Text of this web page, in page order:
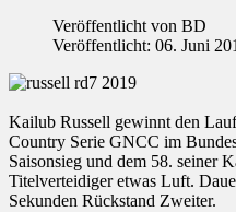
Veröffentlicht von BD
Veröffentlicht: 06. Juni
Kailub Russell gewinnt den
Country Serie GNCC im
Saisonsieg und dem 58. seiner
Titelverteidiger etwas Luft.
Sekunden Rückstand Zweiter.